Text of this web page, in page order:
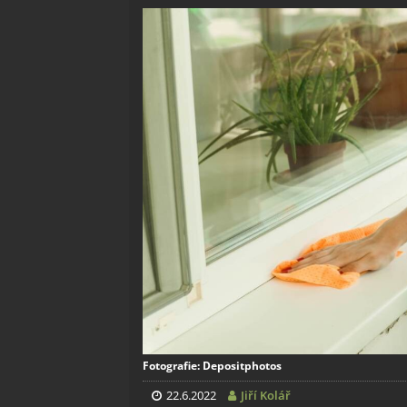
Fotografie: Depositphotos
22.6.2022 Jiří Kolář